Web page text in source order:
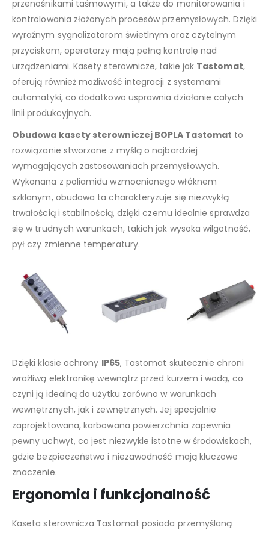
przenośnikami taśmowymi, a także do monitorowania i
kontrolowania złożonych procesów przemysłowych. Dzięki
wyraźnym sygnalizatorom świetlnym oraz czytelnym
przyciskom, operatorzy mają pełną kontrolę nad
urządzeniami. Kasety sterownicze, takie jak Tastomat,
oferują również możliwość integracji z systemami
automatyki, co dodatkowo usprawnia działanie całych
linii produkcyjnych.
Obudowa kasety sterowniczej BOPLA Tastomat to
rozwiązanie stworzone z myślą o najbardziej
wymagających zastosowaniach przemysłowych.
Wykonana z poliamidu wzmocnionego włóknem
szklanym, obudowa ta charakteryzuje się niezwykłą
trwałością i stabilnością, dzięki czemu idealnie sprawdza
się w trudnych warunkach, takich jak wysoka wilgotność,
pył czy zmienne temperatury.
Dzięki klasie ochrony IP65, Tastomat skutecznie chroni
wrażliwą elektronikę wewnątrz przed kurzem i wodą, co
czyni ją idealną do użytku zarówno w warunkach
wewnętrznych, jak i zewnętrznych. Jej specjalnie
zaprojektowana, karbowana powierzchnia zapewnia
pewny uchwyt, co jest niezwykle istotne w środowiskach,
gdzie bezpieczeństwo i niezawodność mają kluczowe
znaczenie.
Ergonomia i funkcjonalność
Kaseta sterownicza Tastomat posiada przemyślaną